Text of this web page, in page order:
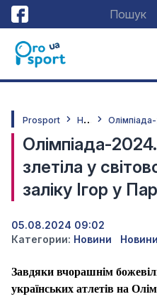
Prosport Н
овини
Олімпіада-
злетіла у
заліку Ігор у
05.08.2024 09:02
Категории: Новини
Завдяки вчорашнім
українських атлетів на